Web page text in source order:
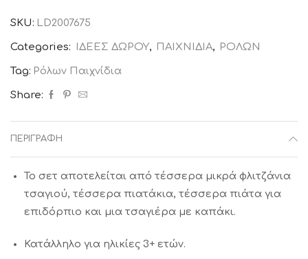
SKU: LD2007675
Categories: ΙΔΕΕΣ ΔΩΡΟΥ, ΠΑΙΧΝΙΔΙΑ, ΡΟΛΩΝ
Tag: Ρόλων Παιχνίδια
Share:
ΠΕΡΙΓΡΑΦΉ
Το σετ αποτελείται από τέσσερα μικρά φλιτζάνια
τσαγιού, τέσσερα πιατάκια, τέσσερα πιάτα για
επιδόρπιο και μια τσαγιέρα με καπάκι.
Κατάλληλο για ηλικίες 3+ ετών.